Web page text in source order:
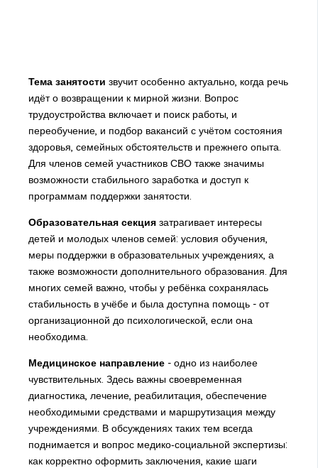
Тема занятости звучит особенно актуально, когда речь
идёт о возвращении к мирной жизни. Вопрос
трудоустройства включает и поиск работы, и
переобучение, и подбор вакансий с учётом состояния
здоровья, семейных обстоятельств и прежнего опыта.
Для членов семей участников СВО также значимы
возможности стабильного заработка и доступ к
программам поддержки занятости.
Образовательная секциязатрагивает интересы
детей и молодых членов семей: условия обучения,
меры поддержки в образовательных учреждениях, а
также возможности дополнительного образования. Для
многих семей важно, чтобы у ребёнка сохранялась
стабильность в учёбе и была доступна помощь - от
организационной до психологической, если она
необходима.
Медицинское направление- одно из наиболее
чувствительных. Здесь важны своевременная
диагностика, лечение, реабилитация, обеспечение
необходимыми средствами и маршрутизация между
учреждениями. В обсуждениях таких тем всегда
поднимается и вопрос медико‑социальной экспертизы:
как корректно оформить заключения, какие шаги